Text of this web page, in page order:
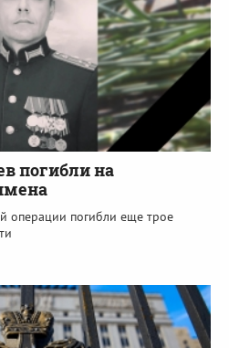
погибли на
операции погибли еще трое